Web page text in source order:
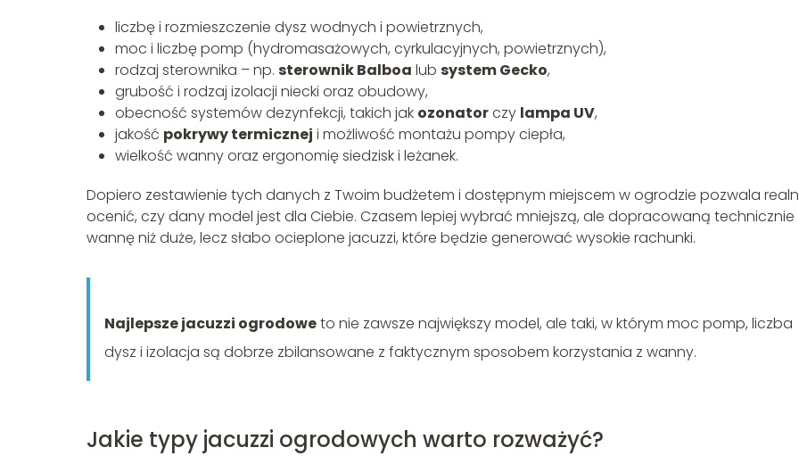
liczbę i rozmieszczenie dysz wodnych i powietrznych,
moc i liczbę pomp (hydromasażowych, cyrkulacyjnych, powietrznych),
rodzaj sterownika – np. sterownik Balboa lub system Gecko,
grubość i rodzaj izolacji niecki oraz obudowy,
obecność systemów dezynfekcji, takich jak ozonatorczy lampa UV,
jakość pokrywy termicznej i możliwość montażu pompy ciepła,
wielkość wanny oraz ergonomię siedzisk i leżanek.
Dopiero zestawienie tych danych z Twoim budżetem i dostępnym miejscem w ogrodzie pozwala
ocenić, czy dany model jest dla Ciebie. Czasem lepiej wybrać mniejszą, ale dopracowaną technicznie
wannę niż duże, lecz słabo ocieplone jacuzzi, które będzie generować wysokie rachunki.
Najlepsze jacuzzi ogrodoweto nie zawsze największy model, ale taki, w którym moc pomp, liczba
dysz i izolacja są dobrze zbilansowane z faktycznym sposobem korzystania z wanny.
Jakie typy jacuzzi ogrodowych warto rozważyć?